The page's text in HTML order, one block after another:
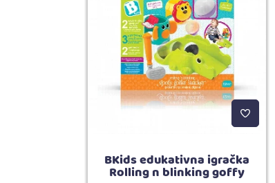
BKids edukativna igračka
Rolling n blinking goffy